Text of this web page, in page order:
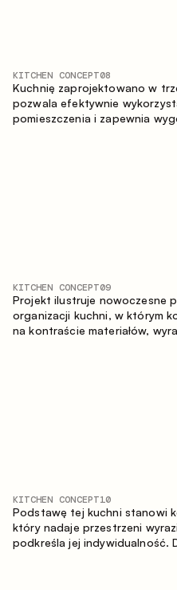
KITCHEN CONCEPT08
Kuchnię zaprojektowano w
pozwala efektywnie
pomieszczenia i zapewnia
KITCHEN CONCEPT09
Projekt ilustruje nowoczesne
organizacji kuchni, w którym
na kontraście materiałów,
stref przechowywania. Układ
buduje logiczną strukturę
wygodną oś komunikacyjną
KITCHEN CONCEPT10
Podstawę tej kuchni stanowi
który nadaje przestrzeni
podkreśla jej indywidualność.